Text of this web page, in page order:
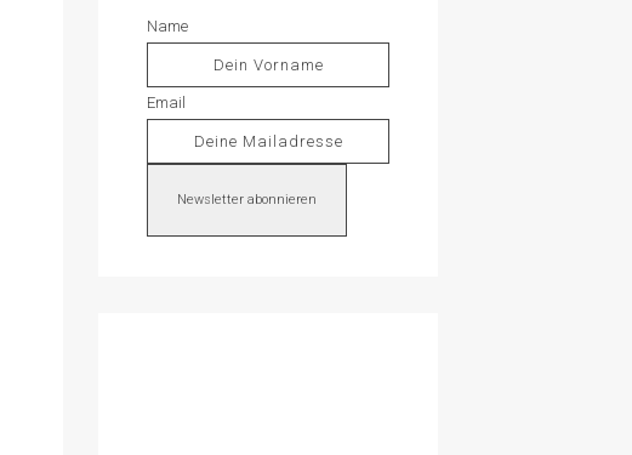
Name
Email
Newsletter abonnieren